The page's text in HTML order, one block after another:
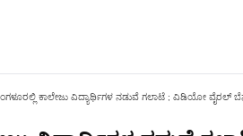
ಕಾಲೇಜು ವಿದ್ಯಾರ್ಥಿಗಳ ನಡುವೆ ಗಲಾಟೆ ; ವಿಡಿಯೋ ವೈರಲ್